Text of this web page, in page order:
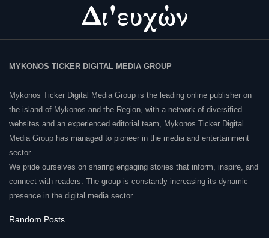
MYKONOS TICKER DIGITAL MEDIA GROUP
Mykonos Ticker Digital Media Group is the leading online publisher on
the island of Mykonos and the Region, with a network of diversified
websites and an experienced editorial team, Mykonos Ticker Digital
Media Group has managed to pioneer in the media and entertainment
sector.
We pride ourselves on sharing engaging stories that inform, inspire, and
connect with readers. The group is constantly increasing its dynamic
presence in the digital media sector.
Random Posts